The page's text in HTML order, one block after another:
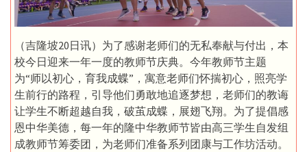
（吉隆坡20日讯）为了感谢老师们的无私奉献与付出，本
校今日迎来一年一度的教师节庆典。今年教师节主题
为“师以初心，育我成蝶”，寓意老师们怀揣初心，照亮学
生前行的路程，引导他们勇敢地追逐梦想，老师们的教诲
让学生不断超越自我，破茧成蝶，展翅飞翔。为了提倡感
恩中华美德，每一年的隆中华教师节皆由高三学生自发组
成教师节筹委团，为老师们准备系列团康与工作坊活动。